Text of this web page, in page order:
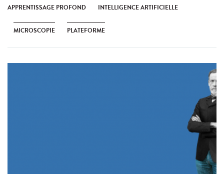
APPRENTISSAGE PROFOND INTELLIGENCE ARTIFICIELLE
MICROSCOPIE PLATEFORME